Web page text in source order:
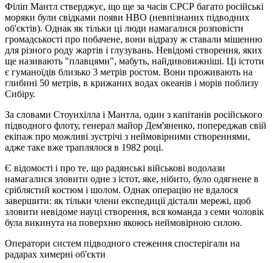
Філіп Мантл стверджує, що ще за часів СРСР багато російські
моряки були свідками появи НВО (невпізнаних підводних
об'єктів). Однак як тільки ці люди намагалися розповісти
громадськості про побачене, вони відразу ж ставали мішенню
для різного роду жартів і глузувань. Невідомі створення, яких
ще називають "плавцями", мабуть, найдивовижніші. Ці істоти
є гуманоїдів близько 3 метрів ростом. Вони проживають на
глибині 50 метрів, в крижаних водах океанів і морів поблизу
Сибіру.
За словами Стоунхілла і Мантла, один з капітанів російського
підводного флоту, генерал майор Дем'яненко, попереджав свій
екіпаж про можливі зустрічі з неймовірними створеннями,
адже таке вже траплялося в 1982 році.
Є відомості і про те, що радянські військові водолази
намагалися зловити одне з істот, яке, нібито, було одягнене в
сріблястий костюм і шолом. Однак операцію не вдалося
завершити: як тільки члени експедиції дістали мережі, щоб
зловити невідоме науці створення, вся команда з семи чоловік
була викинута на поверхню якоюсь неймовірною силою.
Оператори систем підводного стеження спостерігали на
радарах химерні об'єкти